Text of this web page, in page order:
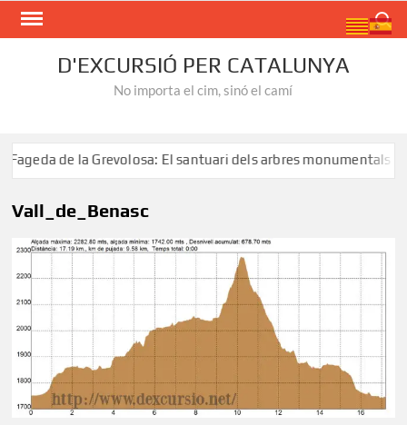
Skip
D'EXCURSIÓ PER CATALUNYA
No importa el cim, sinó el camí
de la Grevolosa: El santuari dels arbres monumentals
Vall_de_Benasc